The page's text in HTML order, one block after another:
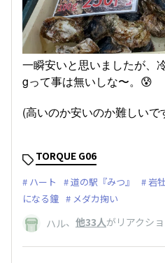
一瞬安いと思いましたが、
gって事は無いしな〜。😰
(高いのか安いのか難しいで
TORQUE G06
ハート 道の駅『みつ』 岩
になる鐘
メダカ掬い
ハル、 他33人がリアクシ